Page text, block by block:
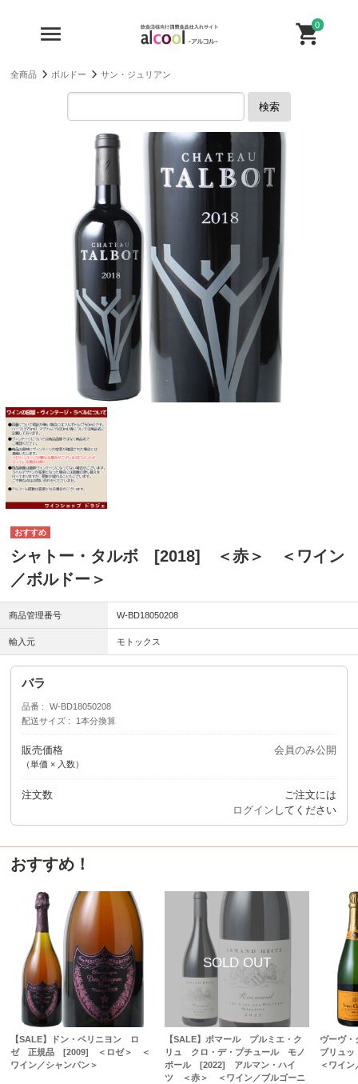
0
全商品 ボルドー サン・ジュリアン
検索
シャトー・タルボ [2018] ＜赤＞ ＜ワイン
／ボルドー＞
商品管理番号 W-BD18050208
輸入元 モトックス
バラ
品番
W-BD18050208
配送サイズ
1本分換算
販売価格
（単価 × 入数）
会員のみ公開
注文数
ご注文には
ログイン してください
おすすめ！
【SALE】ドン・ペリニヨン ロ
ゼ 正規品 [2009] ＜ロゼ＞ ＜
ワイン／シャンパン＞
【SALE】ポマール プルミエ・ク
リュ クロ・デ・プチュール モノ
ポール [2022] アルマン・ハイ
ツ ＜赤＞ ＜ワイン／ブルゴーニ
ヴーヴ
ブリュ
＜ワイ